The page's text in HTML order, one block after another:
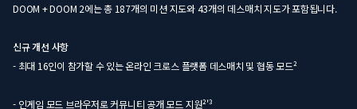
DOOM + DOOM 2에는 총 187개의 미션 지도와 43개의 데스매치 지도가 포함됩니다.
신규 개선 사항
- 최대 16인이 참가할 수 있는 온라인 크로스 플랫폼 데스매치 및 협동 모드²
- 인게임 모드 브라우저로 커뮤니티 공개 모드 지원²'³